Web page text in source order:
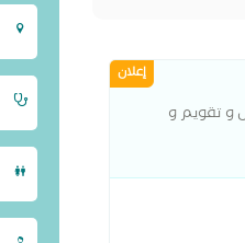
إعلان
و تقويم و